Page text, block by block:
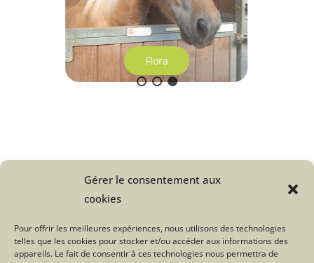
Gérer le consentement aux
cookies
Pour offrir les meilleures expériences, nous utilisons des technologies
telles que les cookies pour stocker et/ou accéder aux informations des
appareils. Le fait de consentir à ces technologies nous permettra de
Flora
Une question sur le Troupeau du
Cliquez ici